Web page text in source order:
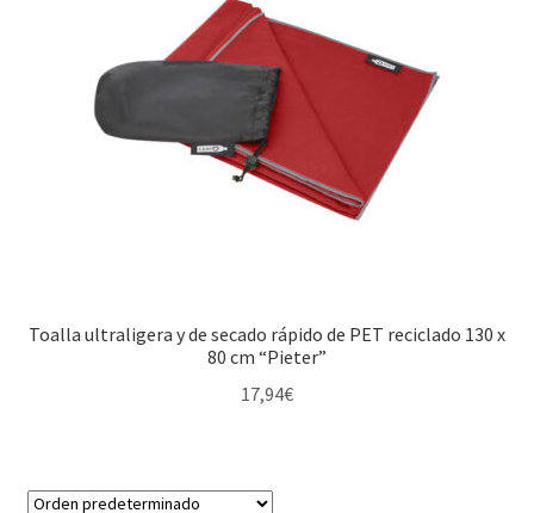
Toalla ultraligera y de secado rápido de PET reciclado 130 x
80 cm “Pieter”
17,94€